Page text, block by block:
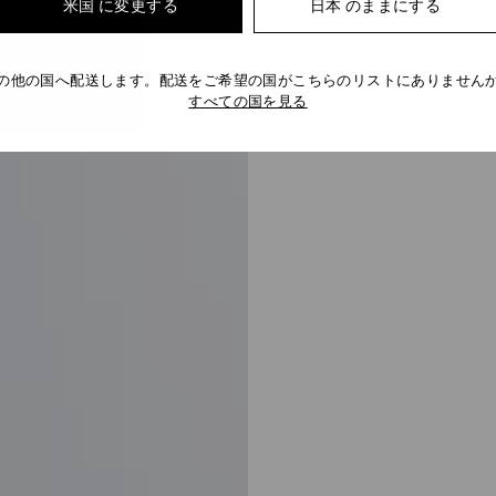
米国 に変更する 日本 のままにする
他の国へ配送します。配送をご希望の国がこちらのリストにありません
すべての国を見る